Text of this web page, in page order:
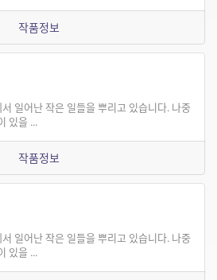
작품정보
일어난 작은 일들을 뿌리고 있습니다. 나중
있을 ...
작품정보
일어난 작은 일들을 뿌리고 있습니다. 나중
있을 ...